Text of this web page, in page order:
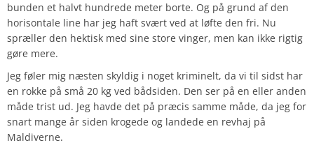
bunden et halvt hundrede meter borte. Og på grund af den
horisontale line har jeg haft svært ved at løfte den fri. Nu
spræller den hektisk med sine store vinger, men kan ikke rigtig
gøre mere.
Jeg føler mig næsten skyldig i noget kriminelt, da vi til sidst har
en rokke på små 20 kg ved bådsiden. Den ser på en eller anden
måde trist ud. Jeg havde det på præcis samme måde, da jeg for
snart mange år siden krogede og landede en revhaj på
Maldiverne.